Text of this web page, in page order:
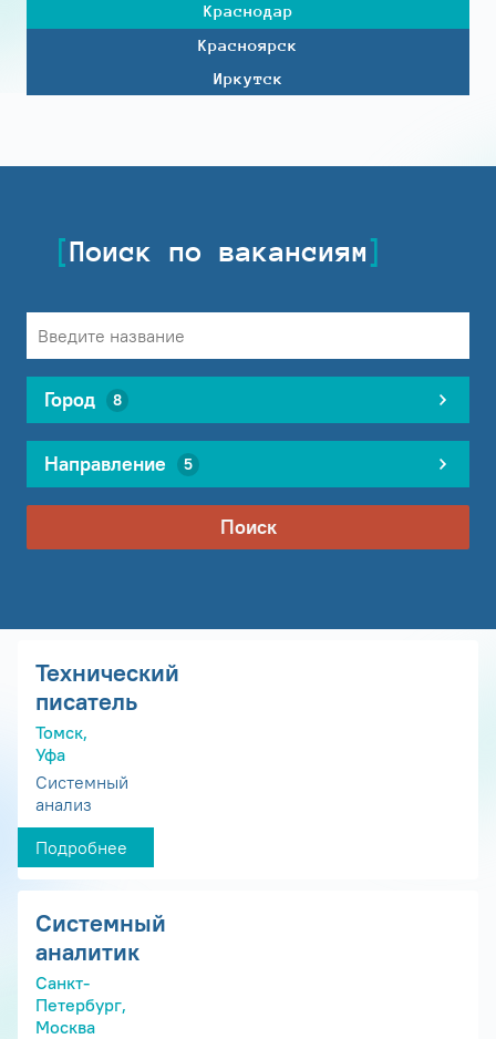
Краснодар
Красноярск
Иркутск
Поиск по вакансиям
Город 8
Направление 5
Поиск
Технический
писатель
Томск,
Уфа
Системный
анализ
Подробнее
Системный
аналитик
Санкт-
Петербург,
Москва